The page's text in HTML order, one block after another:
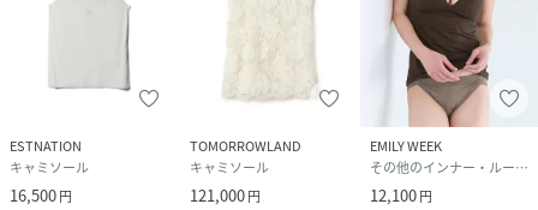
※商品に不良が無い場合、包装紙および箱の彼損がございま
しても発送いたします。
あらかじめご了承ください。
性別タイプ レディース
原産国 中国
ESTNATION
キャミソール
16,500円
TOMORROWLAND
キャミソール
121,000円
EMILY WEEK
その他のインナー・ルームウェア
12,100円